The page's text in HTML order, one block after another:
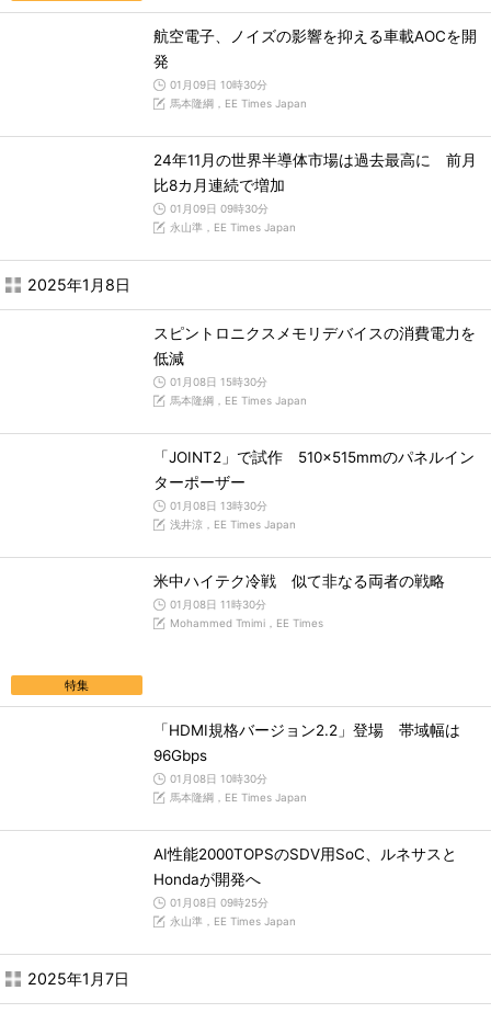
航空電子、ノイズの影響を抑える車載AOCを開
発
01月09日 10時30分
馬本隆綱，EE Times Japan
24年11月の世界半導体市場は過去最高に 前月
比8カ月連続で増加
01月09日 09時30分
永山準，EE Times Japan
2025年1月8日
スピントロニクスメモリデバイスの消費電力を
低減
01月08日 15時30分
馬本隆綱，EE Times Japan
「JOINT2」で試作 510×515mmのパネルイン
ターポーザー
01月08日 13時30分
浅井涼，EE Times Japan
特集
米中ハイテク冷戦 似て非なる両者の戦略
01月08日 11時30分
Mohammed Tmimi，EE Times
「HDMI規格バージョン2.2」登場 帯域幅は
96Gbps
01月08日 10時30分
馬本隆綱，EE Times Japan
AI性能2000TOPSのSDV用SoC、ルネサスと
Hondaが開発へ
01月08日 09時25分
永山準，EE Times Japan
2025年1月7日